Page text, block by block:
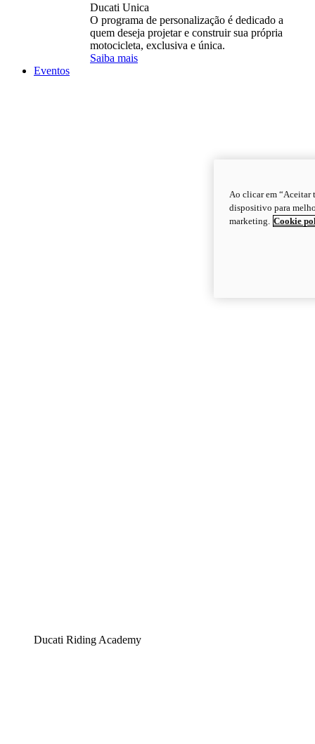
Ducati Unica
O programa de personalização é dedicado a
quem deseja projetar e construir sua própria
motocicleta, exclusiva e única.
Saiba mais
Eventos
Ducati Riding Academy
Ao clicar em “Aceitar
dispositivo para
marketing. Cookie